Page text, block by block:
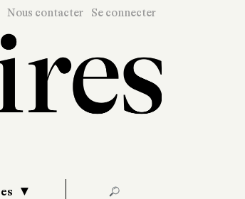
Nous contacter Se connecter
🔎